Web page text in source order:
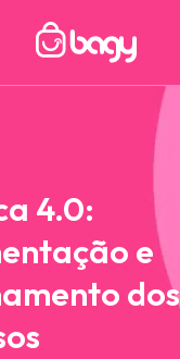
4.0:
e
dos